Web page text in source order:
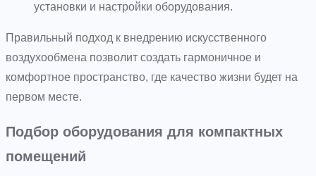
установки и настройки оборудования.
Правильный подход к внедрению искусственного
воздухообмена позволит создать гармоничное и
комфортное пространство, где качество жизни будет на
первом месте.
Подбор оборудования для компактных
помещений